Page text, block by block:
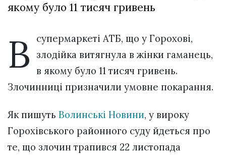
ZONE 18+
Політика конфіденційності
якому було 11 тисяч гривень
В
супермаркеті АТБ, що у Горохові,
злодійка витягнула в жінки гаманець,
в якому було 11 тисяч гривень.
Злочинниці призначили умовне покарання.
Як пишуть Волинські Новини, у вироку
Горохівського районного суду йдеться про
те, що злочин трапився 22 листопада